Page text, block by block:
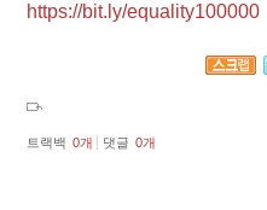
https://bit.ly/equality100000
트랙백 0개 댓글 0개